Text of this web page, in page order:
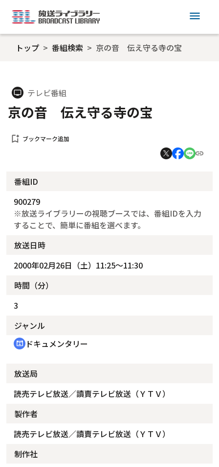
menu
トップ 番組検索 京の音 伝え守る寺の宝
tv テレビ番組
京の音 伝え守る寺の宝
bookmark_add ブックマーク追加
番組ID
900279
※放送ライブラリーの視聴ブースでは、番組IDを入力
することで、簡単に番組を選べます。
放送日時
2000年02月26日（土）11:25～11:30
時間（分）
3
ジャンル
cinematic_blur ドキュメンタリー
放送局
読売テレビ放送／讀賣テレビ放送（ＹＴＶ）
製作者
読売テレビ放送／讀賣テレビ放送（ＹＴＶ）
制作社